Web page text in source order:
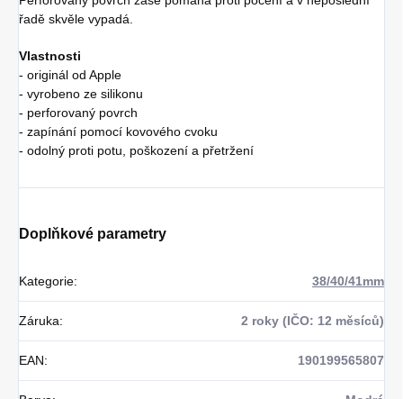
řadě skvěle vypadá.
Vlastnosti
- originál od Apple
- vyrobeno ze silikonu
- perforovaný povrch
- zapínání pomocí kovového cvoku
- odolný proti potu, poškození a přetržení
Doplňkové parametry
Kategorie: 38/40/41mm
Záruka: 2 roky (IČO: 12 měsíců)
EAN: 190199565807